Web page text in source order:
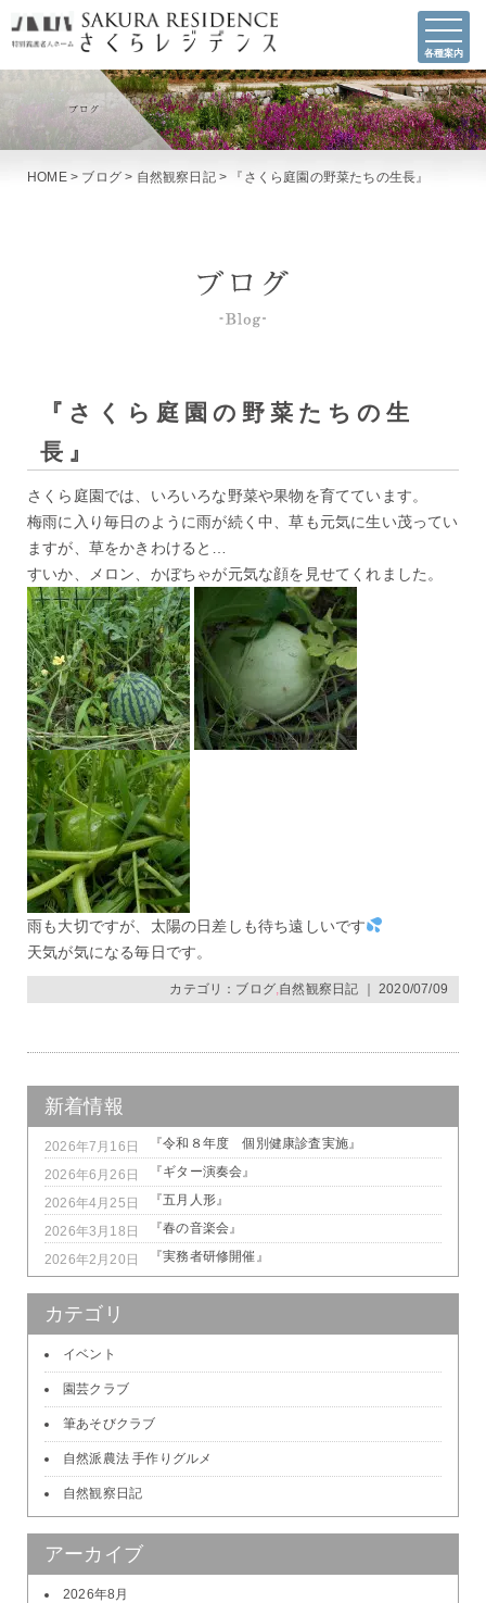
各種案内
HOME> ブログ > 自然観察日記> 『さくら庭園の野菜たちの生長』
『さくら庭園の野菜たちの生
長』
さくら庭園では、いろいろな野菜や果物を育てています。
梅雨に入り毎日のように雨が続く中、草も元気に生い茂ってい
ますが、草をかきわけると…
すいか、メロン、かぼちゃが元気な顔を見せてくれました。
雨も大切ですが、太陽の日差しも待ち遠しいです
天気が気になる毎日です。
カテゴリ： ブログ, 自然観察日記 ｜ 2020/07/09
新着情報
2026年7月16日 『令和８年度 個別健康診査実施』
2026年6月26日 『ギター演奏会』
2026年4月25日 『五月人形』
2026年3月18日 『春の音楽会』
2026年2月20日 『実務者研修開催』
カテゴリ
イベント
園芸クラブ
筆あそびクラブ
自然派農法 手作りグルメ
自然観察日記
アーカイブ
2026年8月